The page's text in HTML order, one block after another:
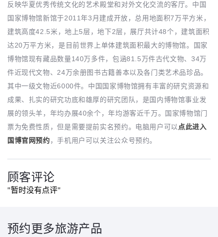
反映华夏优秀传统文化的艺术殿堂和对外文化交流的客厅。中国
国家博物馆新馆于2011年3月建成开放，总用地面积7万平方米，
建筑高度42.5米，地上5层，地下2层，展厅共计48个，建筑面积
达20万平方米，是目前世界上单体建筑面积最大的博物馆。国家
博物馆现有藏品数量140万多件，包涵81.5万件古代文物、34万
件近现代文物、24万余册图书古籍善本以及各门类艺术品珍品。
其中一级文物近6000件。中国国家博物馆拥有丰富的研究资源和
成果、扎实的研究功底和雄厚的研究团队，是国内博物馆事业发
展的领头羊，年均办展40余个，年均游客近千万。国家博物馆门
票为免费性质，但是需要提前实名预约。电脑用户可以点此进入
国博官网预约，手机用户可以关注公众号预约。
顾客评论
"暂时没有点评"
预约更多旅游产品